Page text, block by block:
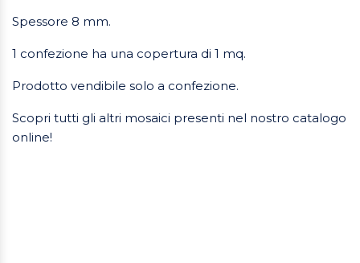
Spessore 8 mm.
1 confezione ha una copertura di 1 mq.
Prodotto vendibile solo a confezione.
Scopri tutti gli altri mosaici presenti nel nostro catalogo
online!